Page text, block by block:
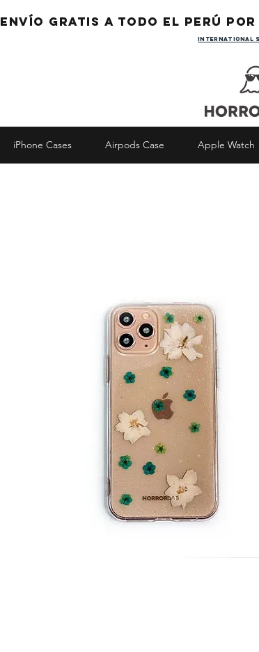
Envío gratis a todo el Perú por
international
iPhone Cases Airpods Case Apple Watch